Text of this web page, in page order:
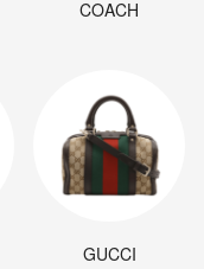
COACH
GUCCI